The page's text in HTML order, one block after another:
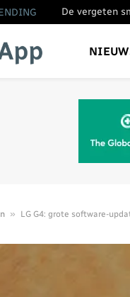
De vergeten
» LG G4: grote software-